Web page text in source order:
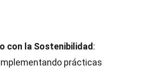
con la Sostenibilidad :
prácticas